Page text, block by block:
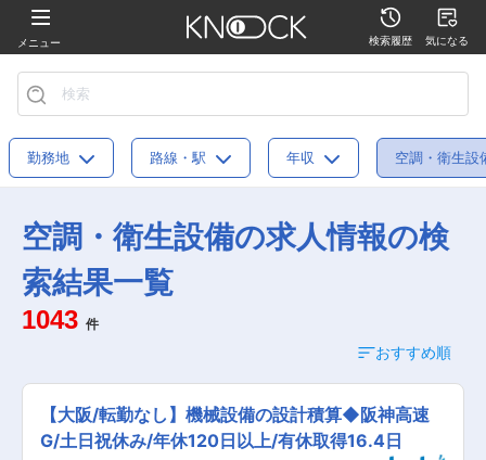
メニュー 検索履歴 気になる
勤務地 路線・駅 年収 空調・衛生設
空調・衛生設備の求人情報の検
索結果一覧
1043 件
おすすめ順
【大阪/転勤なし】機械設備の設計積算◆阪神高速
G/土日祝休み/年休120日以上/有休取得16.4日